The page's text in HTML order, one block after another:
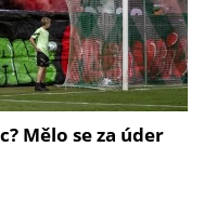
Mělo se za úder